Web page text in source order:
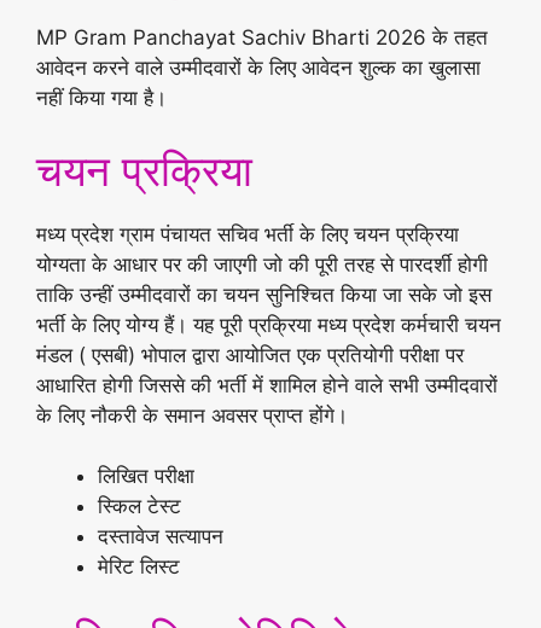
MP Gram Panchayat Sachiv Bharti 2026 के तहत
आवेदन करने वाले उम्मीदवारों के लिए आवेदन शुल्क का खुलासा
नहीं किया गया है।
चयन प्रक्रिया
मध्य प्रदेश ग्राम पंचायत सचिव भर्ती के लिए चयन प्रक्रिया
योग्यता के आधार पर की जाएगी जो की पूरी तरह से पारदर्शी होगी
ताकि उन्हीं उम्मीदवारों का चयन सुनिश्चित किया जा सके जो इस
भर्ती के लिए योग्य हैं। यह पूरी प्रक्रिया मध्य प्रदेश कर्मचारी चयन
मंडल ( एसबी) भोपाल द्वारा आयोजित एक प्रतियोगी परीक्षा पर
आधारित होगी जिससे की भर्ती में शामिल होने वाले सभी उम्मीदवारों
के लिए नौकरी के समान अवसर प्राप्त होंगे।
लिखित परीक्षा
स्किल टेस्ट
दस्तावेज सत्यापन
मेरिट लिस्ट